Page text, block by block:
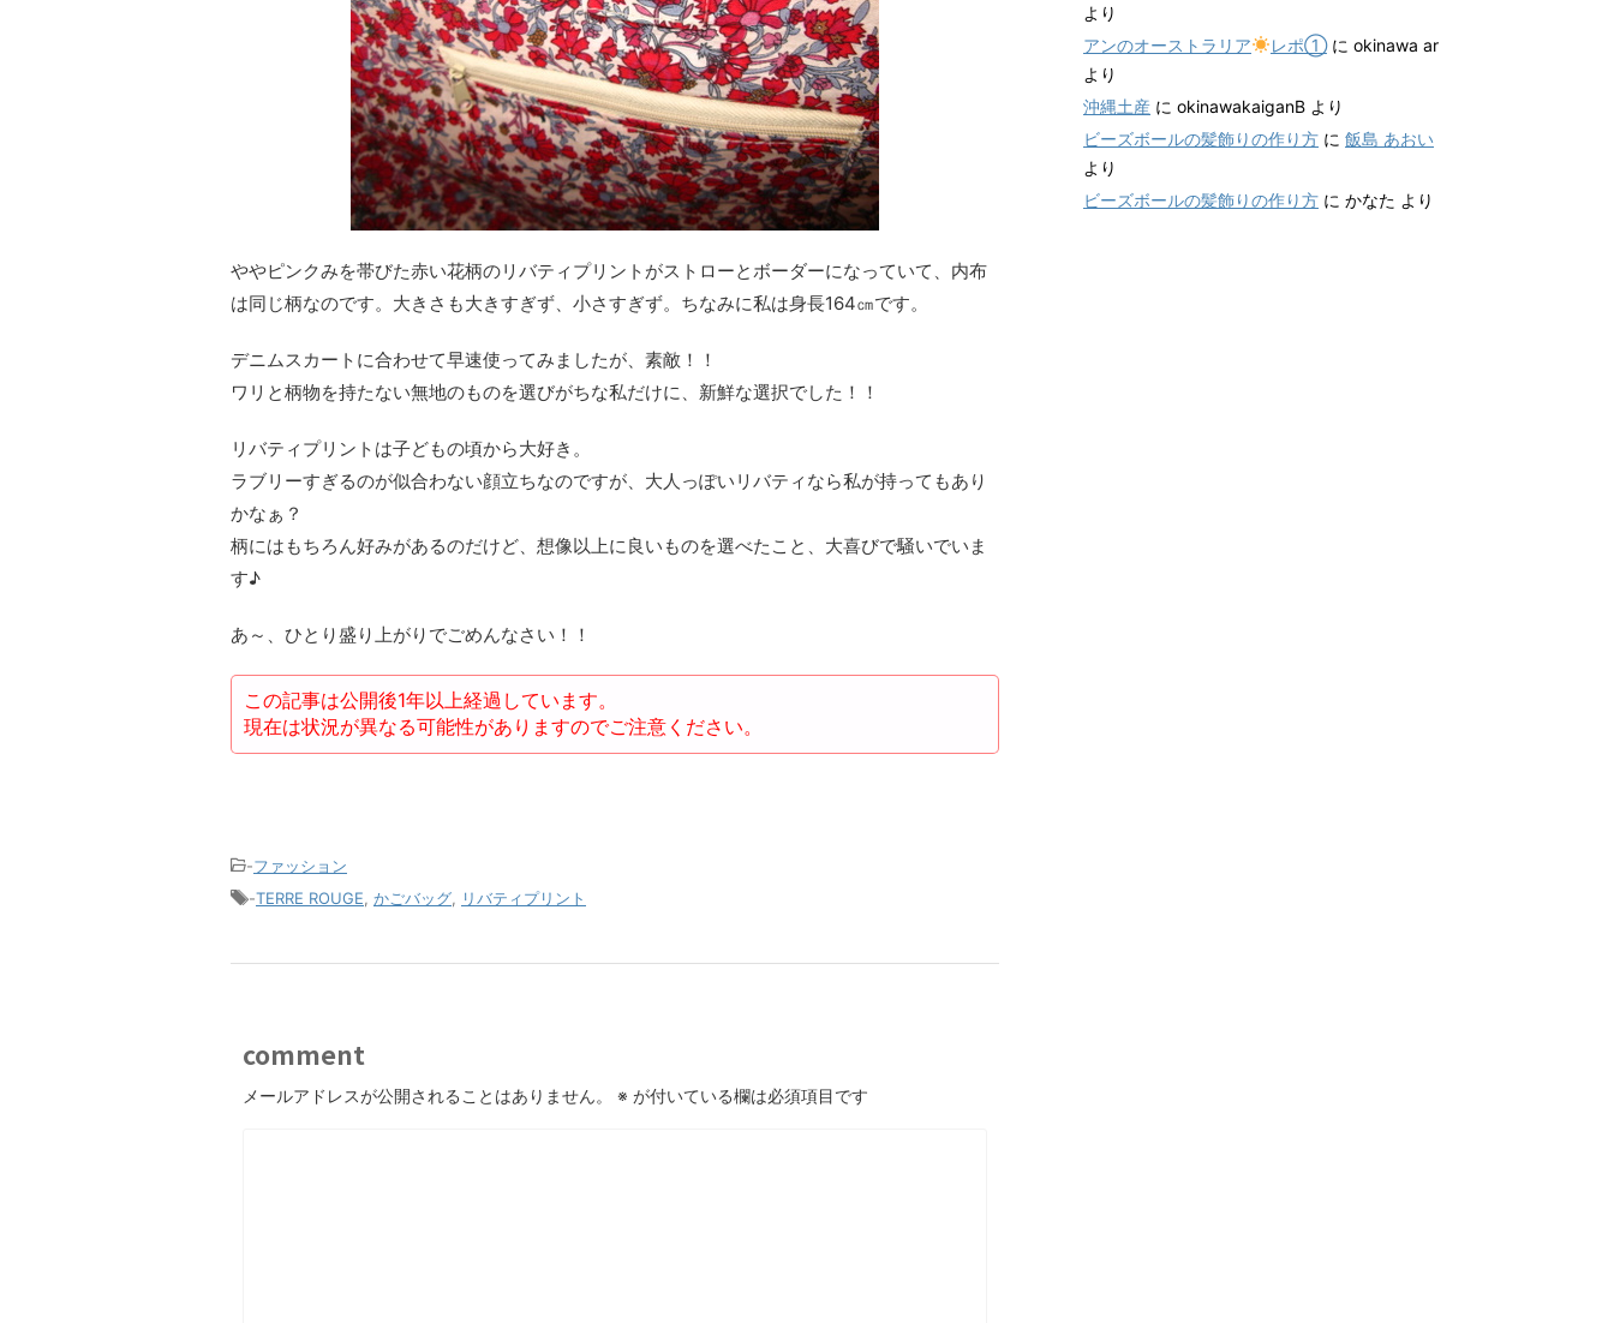
ややピンクみを帯びた赤い花柄のリバティプリントがストローとボーダーになっていて、内布
は同じ柄なのです。大きさも大きすぎず、小さすぎず。ちなみに私は身長164㎝です。
デニムスカートに合わせて早速使ってみましたが、素敵！！
ワリと柄物を持たない無地のものを選びがちな私だけに、新鮮な選択でした！！
リバティプリントは子どもの頃から大好き。
ラブリーすぎるのが似合わない顔立ちなのですが、大人っぽいリバティなら私が持ってもあり
かなぁ？
柄にはもちろん好みがあるのだけど、想像以上に良いものを選べたこと、大喜びで騒いでいま
す♪
あ～、ひとり盛り上がりでごめんなさい！！
この記事は公開後1年以上経過しています。
現在は状況が異なる可能性がありますのでご注意ください。
-ファッション
-TERRE ROUGE かごバッグ リバティプリント
comment
メールアドレスが公開されることはありません。 ※ が付いている欄は必須項目です
より
アンのオーストラリア
レポ①に okinawa ar
より
沖縄土産 に okinawakaiganB より
ビーズボールの髪飾りの作り方 に 飯島 あおい
より
ビーズボールの髪飾りの作り方 に かなた より